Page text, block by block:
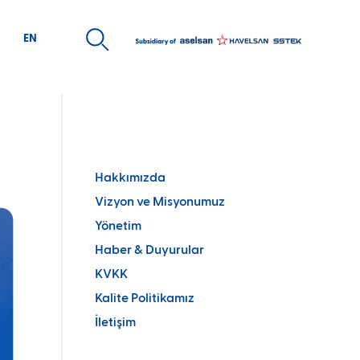
EN
Sensin Staj ProgramıKurumsal
Hakkımızda
Vizyon ve Misyonumuz
Yönetim
Haber & Duyurular
KVKK
Kalite Politikamız
İletişim